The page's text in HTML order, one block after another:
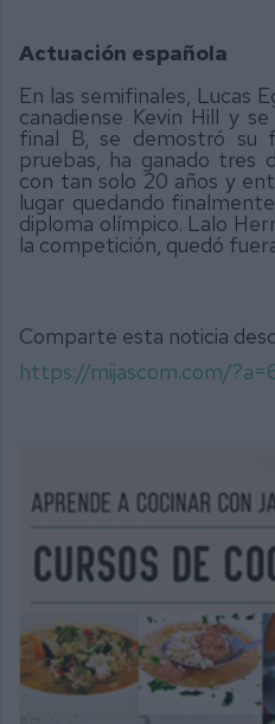
Actuación española
En las semifinales, Lucas
canadiense Kevin Hill y
final B, se demostró su
pruebas, ha ganado tres
con tan solo 20 años y
lugar quedando
diploma olímpico. Lalo
la competición, quedó
Comparte esta noticia
https://mijascom.com/